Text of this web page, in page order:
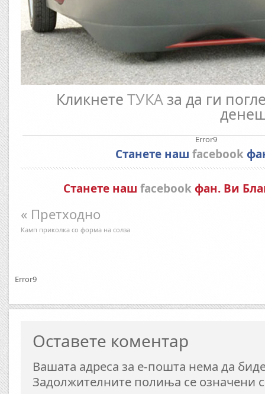
Кликнете ТУКАза да ги
Станете наш facebook
Станете наш facebookфан. Ви
« Претходно
Камп приколка со форма на солза
Error9
Error9
Оставете коментар
Вашата адреса за е-пошта нема да
Задолжителните полиња се означени